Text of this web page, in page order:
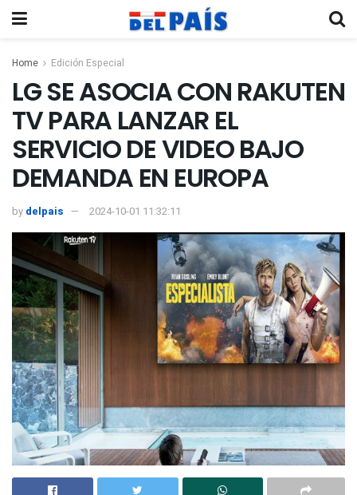
Home Edición Especial
LG SE ASOCIA CON RAKUTEN
TV PARA LANZAR EL
SERVICIO DE VIDEO BAJO
DEMANDA EN EUROPA
by delpais 2024-10-01 11:32:11